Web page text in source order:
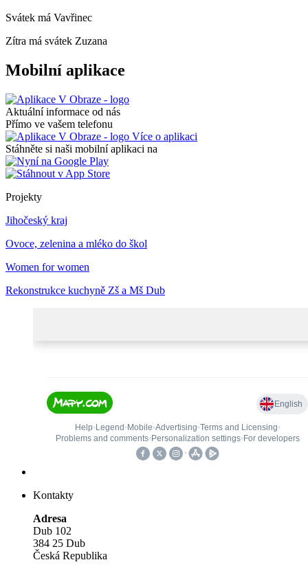
Svátek má Vavřinec
Zítra má svátek Zuzana
Mobilní aplikace
Aktuální informace od nás
Přímo ve vašem telefonu
Více o aplikaci
Stáhněte si naši mobilní aplikaci na
Projekty
Jihočeský kraj
Ovoce, zelenina a mléko do škol
Women for women
Rekonstrukce kuchyně Zš a Mš Dub
Kontakty
Adresa
Dub 102
384 25 Dub
Česká Republika